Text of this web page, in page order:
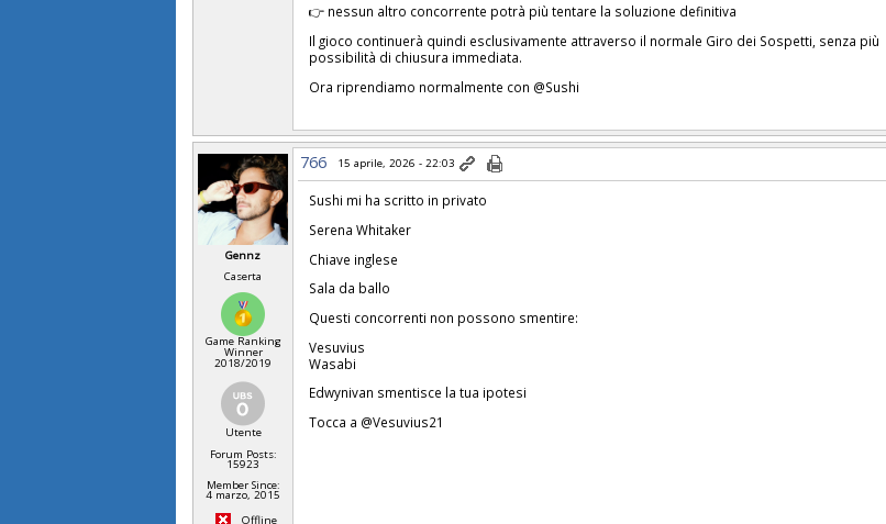
👉 nessun altro concorrente potrà più tentare la soluzione definitiva
Il gioco continuerà quindi esclusivamente attraverso il normale Giro dei Sospetti, senza più
possibilità di chiusura immediata.
Ora riprendiamo normalmente con @Sushi
Gennz
Caserta
Game Ranking
Winner
2018/2019
Utente
Forum Posts:
15923
Member Since:
4 marzo, 2015
Offline
766 15 aprile, 2026 - 22:03
Sushi mi ha scritto in privato
Serena Whitaker
Chiave inglese
Sala da ballo
Questi concorrenti non possono smentire:
Vesuvius
Wasabi
Edwynivan smentisce la tua ipotesi
Tocca a @Vesuvius21